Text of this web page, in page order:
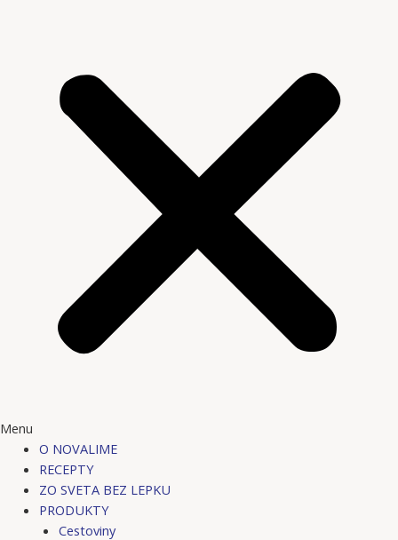
Menu
O NOVALIME
RECEPTY
ZO SVETA BEZ LEPKU
PRODUKTY
Cestoviny